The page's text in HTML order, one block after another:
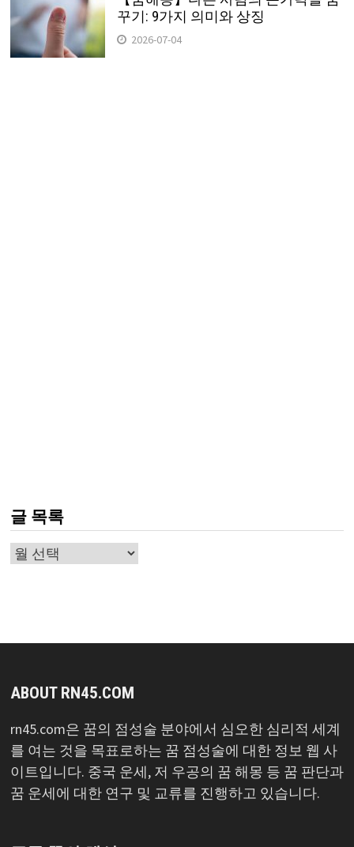
꾸기: 9가지 의미와 상징
2026-07-04
글 목록
글
ABOUT RN45.COM
rn45.com은 꿈의 점성술 분야에서 심오한 심리적 세계
를 여는 것을 목표로하는 꿈 점성술에 대한 정보 웹 사
이트입니다. 중국 운세, 저 우공의 꿈 해몽 등 꿈 판단과
꿈 운세에 대한 연구 및 교류를 진행하고 있습니다.